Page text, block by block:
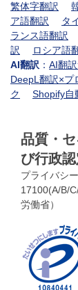
繁体字翻訳
ア語翻訳
タ
ランス語翻訳
訳
ロシア語
AI翻訳 ： AI翻
DeepL翻訳×プ
ク
Shopify自
品質・
び行政
プライバシ
17100(A/B/
労働省）